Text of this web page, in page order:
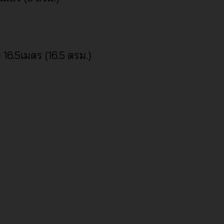
เมตร (16.5 ตรม.)